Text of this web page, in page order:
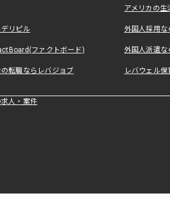
アメリカの
リピル 外国人採用
ファクトボード) 外国人派遣な
転職ならレバジョブ レバウェル
人・案件